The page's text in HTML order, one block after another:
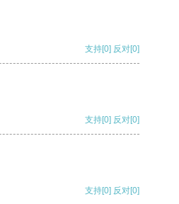
支持[0] 反对[0]
支持[0] 反对[0]
支持[0] 反对[0]